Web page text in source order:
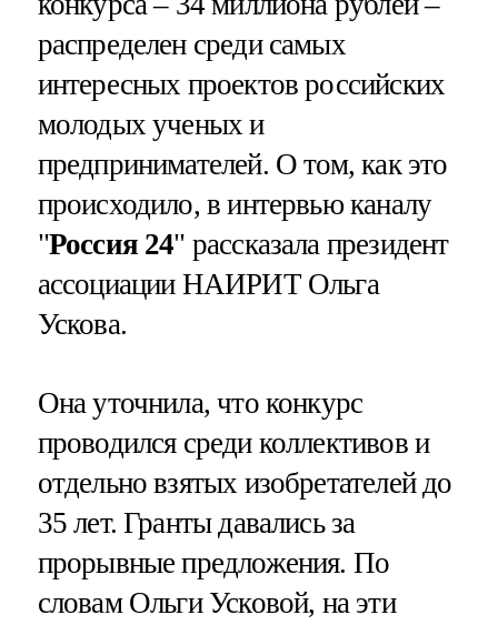
распределен среди самых
интересных проектов российских
молодых ученых и
предпринимателей. О том, как это
происходило, в интервью каналу
"Россия 24" рассказала президент
ассоциации НАИРИТ Ольга
Ускова.
Она уточнила, что конкурс
проводился среди коллективов и
отдельно взятых изобретателей до
35 лет. Гранты давались за
прорывные предложения. По
словам Ольги Усковой, на эти